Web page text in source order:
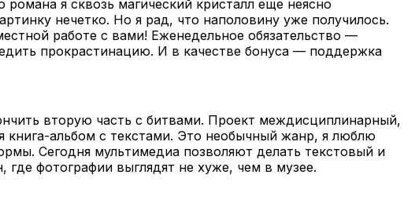
романа я сквозь магический кристалл еще неясно
нечетко. Но я рад, что наполовину уже получилось.
работе с вами! Еженедельное обязательство —
прокрастинацию. И в качестве бонуса — поддержка
вторую часть с битвами. Проект междисциплинарный,
книга-альбом с текстами. Это необычный жанр, я люблю
Сегодня мультимедиа позволяют делать текстовый и
где фотографии выглядят не хуже, чем в музее.